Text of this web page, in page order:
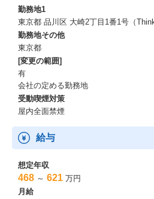
勤務地1
東京都 品川区 大崎2丁目1番1号（
勤務地その他
東京都
[変更の範囲]
有
会社の定める勤務地
受動喫煙対策
屋内全面禁煙
給与
想定年収
468 ～ 621 万円
月給